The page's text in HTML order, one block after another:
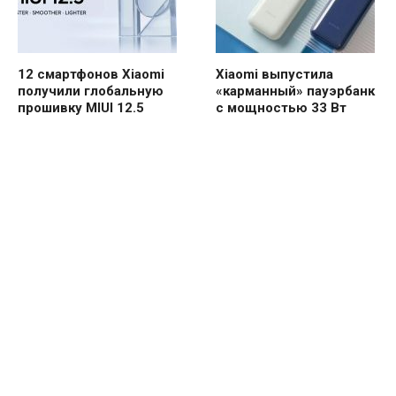
12 смартфонов Xiaomi
получили глобальную
прошивку MIUI 12.5
Xiaomi выпустила
«карманный» пауэрбанк
с мощностью 33 Вт